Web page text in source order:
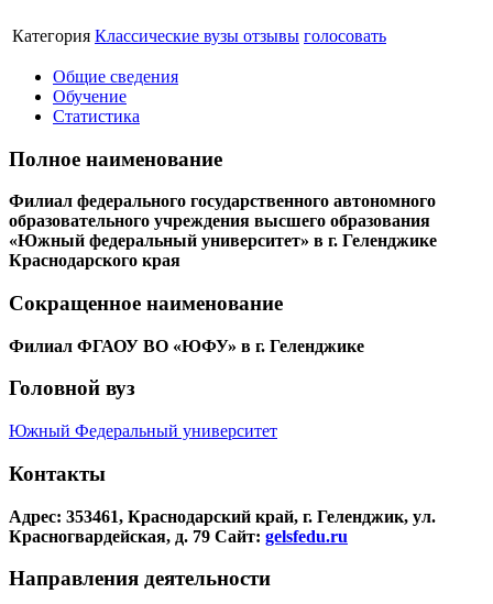
Категория Классические вузы отзывы голосовать
Общие сведения
Обучение
Статистика
Полное наименование
Филиал федерального государственного автономного
образовательного учреждения высшего образования
«Южный федеральный университет» в г. Геленджике
Краснодарского края
Сокращенное наименование
Филиал ФГАОУ ВО «ЮФУ» в г. Геленджике
Головной вуз
Южный Федеральный университет
Контакты
Адрес: 353461, Краснодарский край, г. Геленджик, ул.
Красногвардейская, д. 79 Сайт: gelsfedu.ru
Направления деятельности